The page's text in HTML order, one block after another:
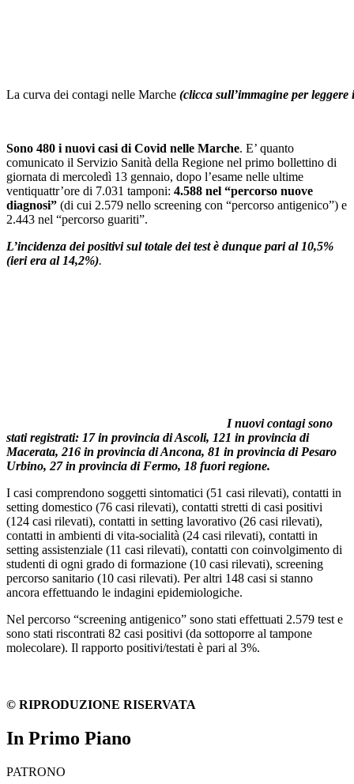
La curva dei contagi nelle Marche (clicca sull’immagine per
Sono 480 i nuovi casi di Covid nelle Marche. E’ quanto
comunicato il Servizio Sanità della Regione nel primo bollettino di
giornata di mercoledì 13 gennaio, dopo l’esame nelle ultime
ventiquattr’ore di 7.031 tamponi: 4.588 nel “percorso nuove
diagnosi” (di cui 2.579 nello screening con “percorso antigenico”) e
2.443 nel “percorso guariti”.
L’incidenza dei positivi sul totale dei test è dunque pari al 10,5%
(ieri era al 14,2%).
I nuovi contagi sono
stati registrati: 17 in provincia di Ascoli, 121 in provincia di
Macerata, 216 in provincia di Ancona, 81 in provincia di Pesaro
Urbino, 27 in provincia di Fermo, 18 fuori regione.
I casi comprendono soggetti sintomatici (51 casi rilevati), contatti in
setting domestico (76 casi rilevati), contatti stretti di casi positivi
(124 casi rilevati), contatti in setting lavorativo (26 casi rilevati),
contatti in ambienti di vita-socialità (24 casi rilevati), contatti in
setting assistenziale (11 casi rilevati), contatti con coinvolgimento di
studenti di ogni grado di formazione (10 casi rilevati), screening
percorso sanitario (10 casi rilevati). Per altri 148 casi si stanno
ancora effettuando le indagini epidemiologiche.
Nel percorso “screening antigenico” sono stati effettuati 2.579 test e
sono stati riscontrati 82 casi positivi (da sottoporre al tampone
molecolare). Il rapporto positivi/testati è pari al 3%.
© RIPRODUZIONE RISERVATA
In Primo Piano
PATRONO